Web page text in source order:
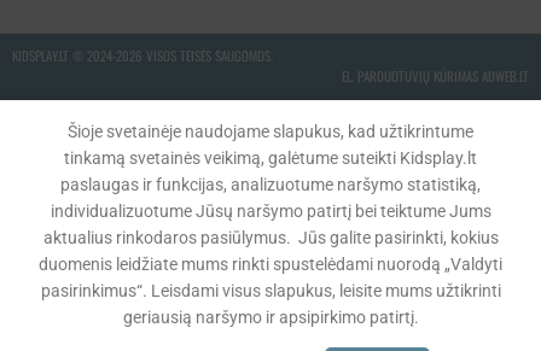
KIDSPLAY.LT © 2024-2026 VISOS TEISĖS SAUGOMOS.
EL. PARDUOTUVIŲ KŪRIMAS ADWEB.LT
Šioje svetainėje naudojame slapukus, kad užtikrintume
tinkamą svetainės veikimą, galėtume suteikti Kidsplay.lt
paslaugas ir funkcijas, analizuotume naršymo statistiką,
individualizuotume Jūsų naršymo patirtį bei teiktume Jums
aktualius rinkodaros pasiūlymus. Jūs galite pasirinkti, kokius
duomenis leidžiate mums rinkti spustelėdami nuorodą „Valdyti
pasirinkimus“. Leisdami visus slapukus, leisite mums užtikrinti
geriausią naršymo ir apsipirkimo patirtį.